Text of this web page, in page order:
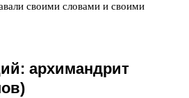
своими словами и своими
архимандрит